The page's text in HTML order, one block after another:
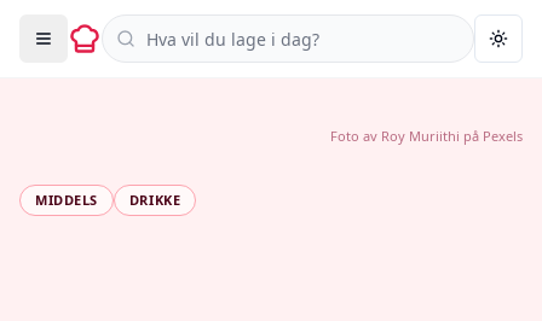
Søk i oppskrifter
MIDDELS DRIKKE
Foto av Roy Muriithi på Pexels